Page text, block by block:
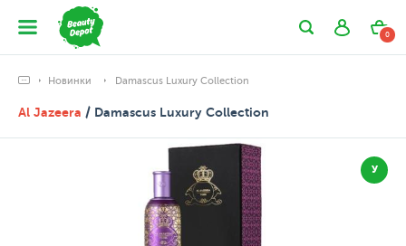
0
Новинки Damascus Luxury Collection
Al Jazeera / Damascus Luxury Collection
У